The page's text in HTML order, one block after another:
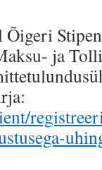
Õigeri
ja